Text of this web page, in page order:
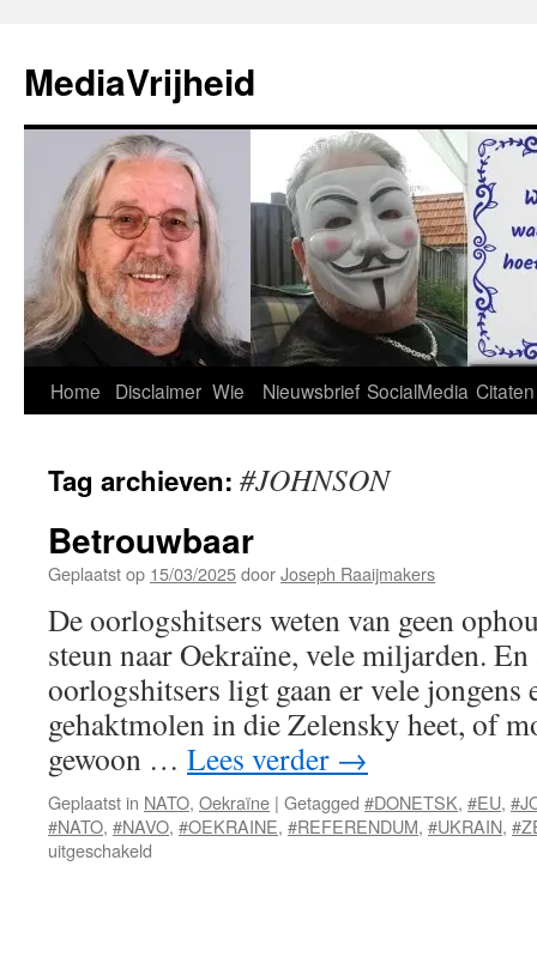
de
inhoud
MediaVrijheid
Home Disclaimer Wie Nieuwsbrief SocialMedia Citaten
Tag archieven: #JOHNSON
Betrouwbaar
Geplaatst op 15/03/2025doorJoseph Raaijmakers
De oorlogshitsers weten van geen
steun naar Oekraïne, vele miljarden. En
oorlogshitsers ligt gaan er vele jongens
gehaktmolen in die Zelensky heet, of
gewoon … Lees verder →
Geplaatst in NATO, Oekraïne | Getagged #DONETSK, #EU,
#NATO, #NAVO, #OEKRAINE, #REFERENDUM, #UKRAIN,
uitgeschakeld